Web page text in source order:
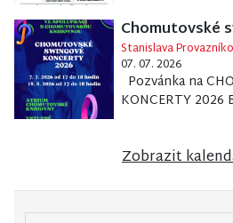
Chomutovské
Stanislava
07. 07. 2026
Pozvánka na
KONCERTY 2026
Zobrazit